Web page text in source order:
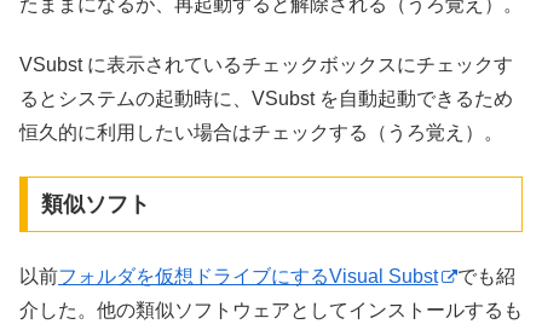
VSubst に表示されているチェックボックスにチェックす
るとシステムの起動時に、VSubst を自動起動できるため
恒久的に利用したい場合はチェックする（うろ覚え）。
類似ソフト
以前フォルダを仮想ドライブにするVisual Subst
でも紹
介した。他の類似ソフトウェアとしてインストールするも